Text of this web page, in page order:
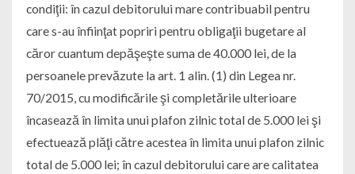
condiţii: în cazul debitorului mare contribuabil pentru
care s-au înfiinţat popriri pentru obligaţii bugetare al
căror cuantum depăşeşte suma de 40.000 lei, de la
persoanele prevăzute la art. 1 alin. (1) din Legea nr.
70/2015, cu modificările şi completările ulterioare
încasează în limita unui plafon zilnic total de 5.000 lei şi
efectuează plăţi către acestea în limita unui plafon zilnic
total de 5.000 lei; în cazul debitorului care are calitatea